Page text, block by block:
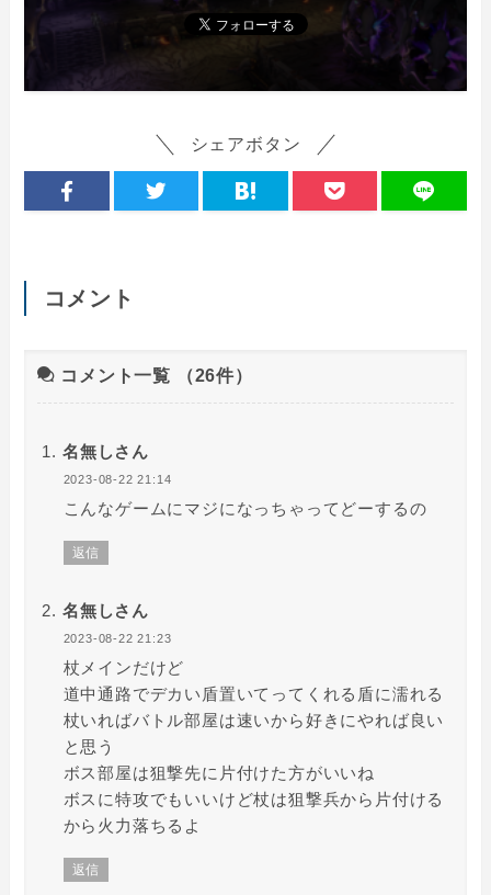
シェアボタン
コメント
コメント一覧 （26件）
名無しさん
2023-08-22 21:14
こんなゲームにマジになっちゃってどーするの
返信
名無しさん
2023-08-22 21:23
杖メインだけど
道中通路でデカい盾置いてってくれる盾に濡れる
杖いればバトル部屋は速いから好きにやれば良い
と思う
ボス部屋は狙撃先に片付けた方がいいね
ボスに特攻でもいいけど杖は狙撃兵から片付ける
から火力落ちるよ
返信